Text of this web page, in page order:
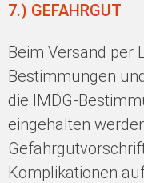
7.) GEFAHRGUT
Beim Versand per
Bestimmungen
die IMDG-
eingehalten
Komplikationen